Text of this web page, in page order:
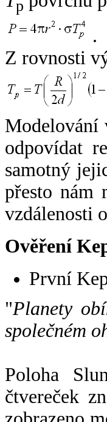
p
.
Z rovnosti
Modelování
odpovídat
samotný
přesto nám
vzdálenosti
Ověření
První
"Planety
společném
Poloha
čtvereček